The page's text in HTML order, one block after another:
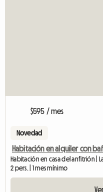
$595 / mes
Novedad
Habitación en alquiler con
Habitación en casa del anfitrión |
2 pers. | 1 mes mínimo